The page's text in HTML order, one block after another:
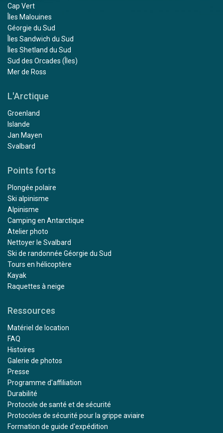
Cap Vert
Îles Malouines
Géorgie du Sud
Îles Sandwich du Sud
Îles Shetland du Sud
Sud des Orcades (Îles)
Mer de Ross
L'Arctique
Groenland
Islande
Jan Mayen
Svalbard
Points forts
Plongée polaire
Ski alpinisme
Alpinisme
Camping en Antarctique
Atelier photo
Nettoyer le Svalbard
Ski de randonnée Géorgie du Sud
Tours en hélicoptère
Kayak
Raquettes à neige
Ressources
Matériel de location
FAQ
Histoires
Galerie de photos
Presse
Programme d'affiliation
Durabilité
Protocole de santé et de sécurité
Protocoles de sécurité pour la grippe aviaire
Formation de guide d'expédition